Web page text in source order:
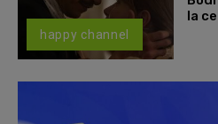
happy channel
la